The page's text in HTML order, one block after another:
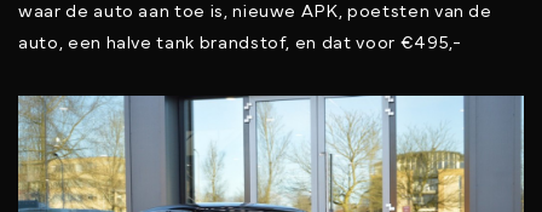
waar de auto aan toe is, nieuwe APK, poetsten van de
auto, een halve tank brandstof, en dat voor €495,-